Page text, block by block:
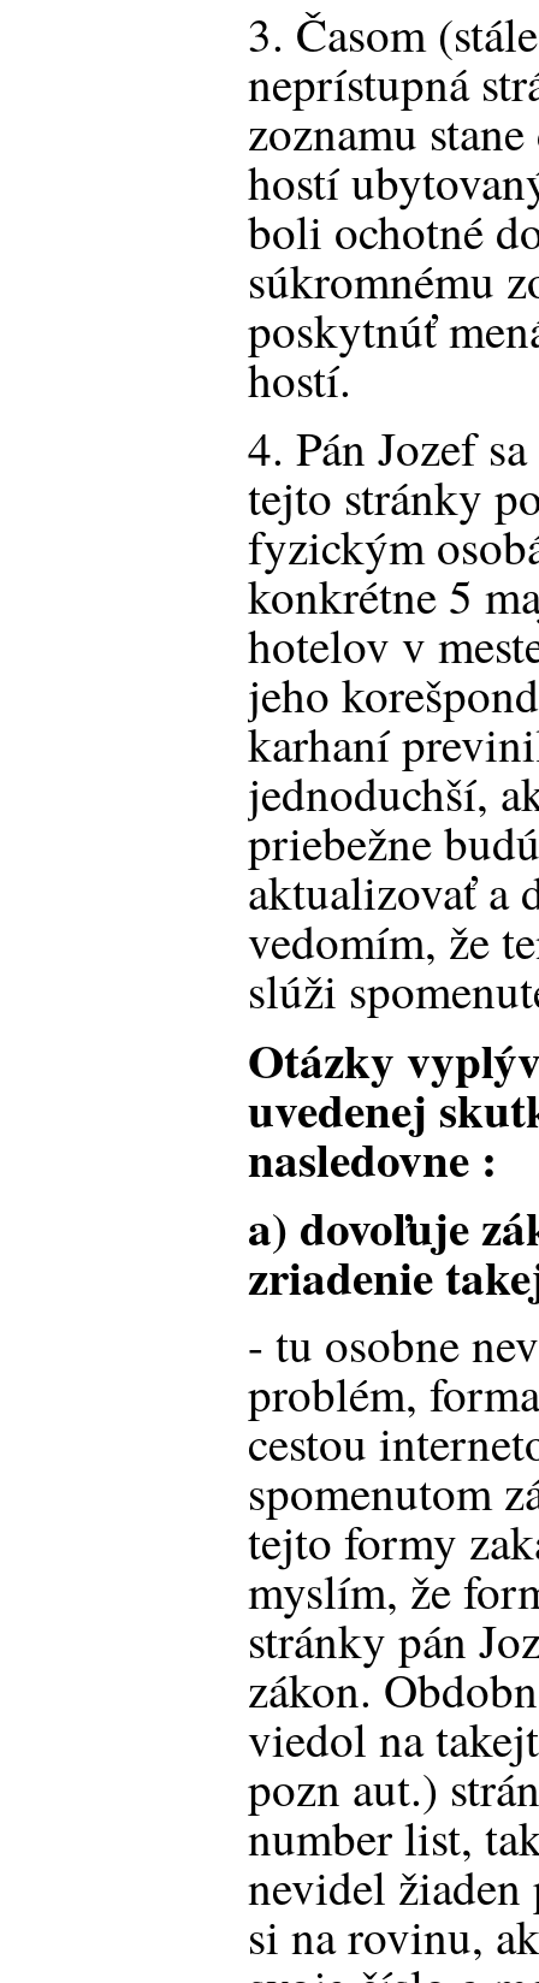
3. Časom
neprístupná
zoznamu
hostí
boli ochotné
súkromnému
poskytnúť
hostí.
4. Pán Jozef
tejto stránky
fyzickým
konkrétne 5
hotelov v
jeho
karhaní
jednoduchší,
priebežne
aktualizovať a
vedomím, že
slúži
Otázky
uvedenej
nasledovne :
a) dovoľuje
zriadenie
- tu osobne
problém,
cestou
spomenutom
tejto formy
myslím, že
stránky pán
zákon.
viedol na
pozn aut.)
number list,
nevidel žiaden
si na rovinu,